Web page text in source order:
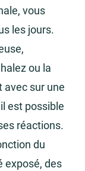
vous
les jours.
ou la
avec sur une
est possible
réactions.
du
exposé, des